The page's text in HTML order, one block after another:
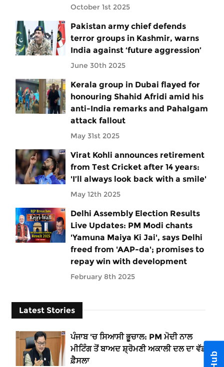
October 1st 2025
Pakistan army chief defends
terror groups in Kashmir, warns
India against ‘future aggression’
June 30th 2025
Kerala group in Dubai flayed for
honouring Shahid Afridi amid his
anti-India remarks and Pahalgam
attack fallout
May 31st 2025
Virat Kohli announces retirement
from Test Cricket after 14 years:
'I’ll always look back with a smile'
May 12th 2025
Delhi Assembly Election Results
Live Updates: PM Modi chants
'Yamuna Maiya Ki Jai', says Delhi
freed from 'AAP-da'; promises to
repay win with development
February 8th 2025
Latest Stories
ਪੰਜਾਬ 'ਚ ਸਿਆਸੀ ਭੂਚਾਲ: PM ਮੋਦੀ ਨਾਲ
ਮੀਟਿੰਗ ਤੋਂ ਬਾਅਦ ਸ਼੍ਰੋਮਣੀ ਅਕਾਲੀ ਦਲ ਦਾ ਵੱਡਾ
ਫ਼ੈਸਲਾ